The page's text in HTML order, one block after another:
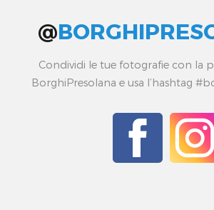
@
Condividi le tue fotografie con la
BorghiPresolana e usa l’hashtag